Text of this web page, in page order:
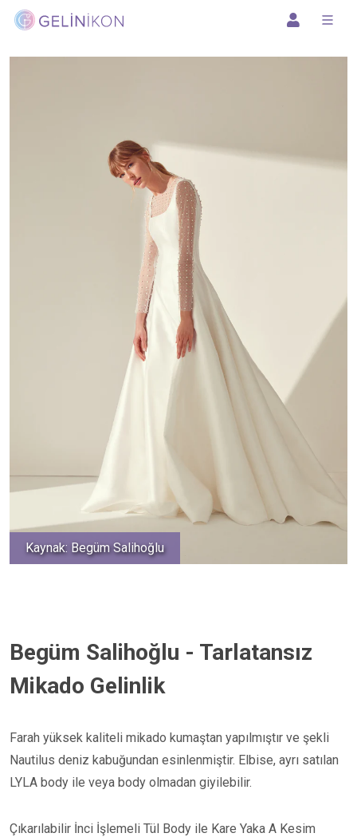
Kaynak: Begüm Salihoğlu
Begüm Salihoğlu - Tarlatansız
Mikado Gelinlik
Farah yüksek kaliteli mikado kumaştan yapılmıştır ve şekli
Nautilus deniz kabuğundan esinlenmiştir. Elbise, ayrı satılan
LYLA body ile veya body olmadan giyilebilir.
Çıkarılabilir İnci İşlemeli Tül Body ile Kare Yaka A Kesim